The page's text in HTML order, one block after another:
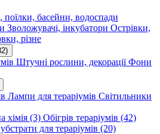
поїлки, басейни, водоспади
Зволожувачі, інкубатори Острівки,
різне
Штучні рослини, декораціїФони
Лампи для тераріумів Світильники
хімія (3) Обігрів тераріумів (42)
для тераріумів (20)